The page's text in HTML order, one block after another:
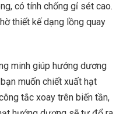
có tính chống gỉ sét cao.
thiết kế dạng lồng quay
minh giúp hướng dương
muốn chiết xuất hạt
tắc xoay trên biến tần,